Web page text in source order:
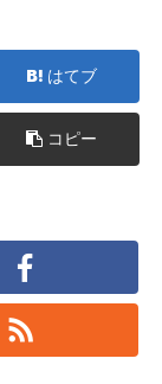
はてブ
コピー